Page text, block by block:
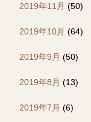
2019年11月 (50)
2019年10月 (64)
2019年9月 (50)
2019年8月 (13)
2019年7月 (6)